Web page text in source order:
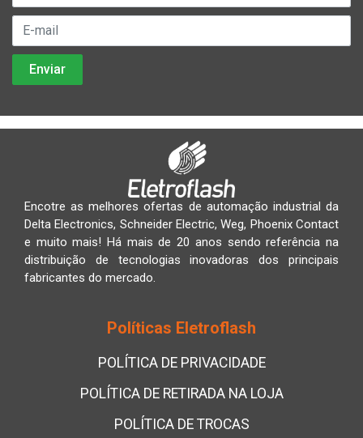
Encotre as melhores ofertas de automação industrial da
Delta Electronics, Schneider Electric, Weg, Phoenix Contact
e muito mais! Há mais de 20 anos sendo referência na
distribuição de tecnologias inovadoras dos principais
fabricantes do mercado.
Políticas Eletroflash
POLÍTICA DE PRIVACIDADE
POLÍTICA DE RETIRADA NA LOJA
POLÍTICA DE TROCAS